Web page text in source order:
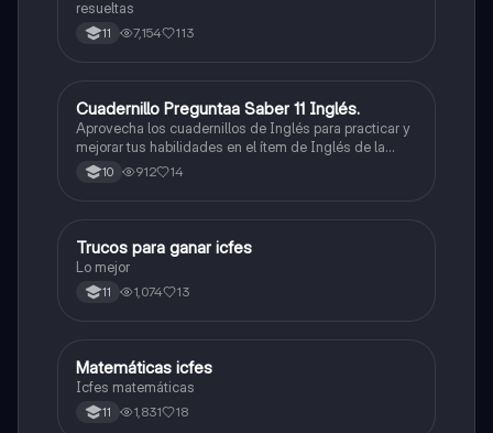
resueltas
11 7,154 113
ICFES: Inglés
Cuadernillo Preguntaa Saber 11 Inglés.
Aprovecha los cuadernillos de Inglés para practicar y
mejorar tus habilidades en el ítem de Inglés de la
Prueba Saber 11. 🫡
10 912 14
Química
Trucos para ganar icfes
Lo mejor
11 1,074 13
ICFES: Matemáticas
Matemáticas icfes
Icfes matemáticas
11 1,831 18